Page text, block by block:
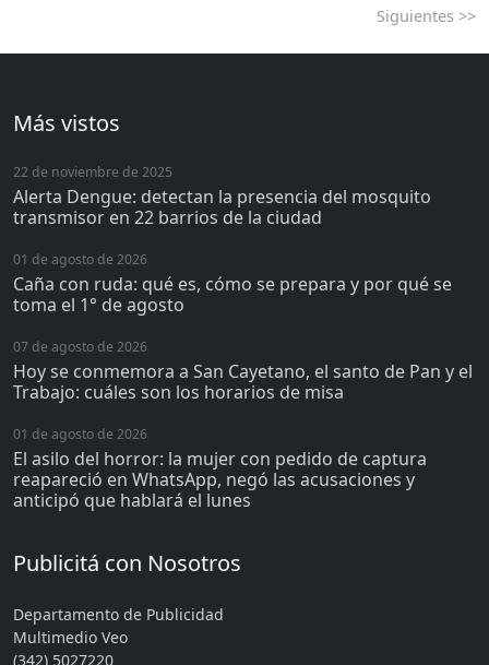
Siguientes >>
Más vistos
22 de noviembre de 2025
Alerta Dengue: detectan la presencia del mosquito
transmisor en 22 barrios de la ciudad
01 de agosto de 2026
Caña con ruda: qué es, cómo se prepara y por qué se
toma el 1° de agosto
07 de agosto de 2026
Hoy se conmemora a San Cayetano, el santo de Pan y el
Trabajo: cuáles son los horarios de misa
01 de agosto de 2026
El asilo del horror: la mujer con pedido de captura
reapareció en WhatsApp, negó las acusaciones y
anticipó que hablará el lunes
Publicitá con Nosotros
Departamento de Publicidad
Multimedio Veo
(342) 5027220